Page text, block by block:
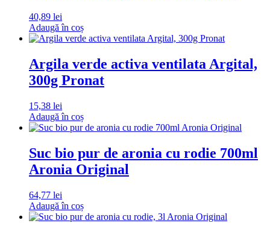
40,89 lei
Adaugă în coș
Argila verde activa ventilata Argital,
300g Pronat
15,38 lei
Adaugă în coș
Suc bio pur de aronia cu rodie 700ml
Aronia Original
64,77 lei
Adaugă în coș